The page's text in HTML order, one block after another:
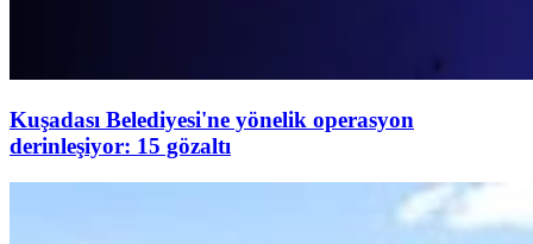
Kuşadası Belediyesi'ne yönelik operasyon
derinleşiyor: 15 gözaltı